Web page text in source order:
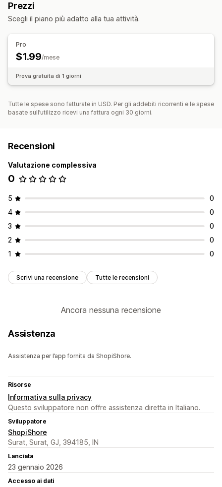
Download di immagini
Tasti di scelta rapida
Prezzi
Scegli il piano più adatto alla tua attività.
Pro
$1.99/mese
Prova gratuita di 1 giorni
Tutte le spese sono fatturate in USD. Per gli addebiti ricorrenti e le spese
basate sull’utilizzo ricevi una fattura ogni 30 giorni.
Recensioni
Valutazione complessiva
0
5
0
4
0
3
0
2
0
1
0
Scrivi una recensione Tutte le recensioni
Ancora nessuna recensione
Assistenza
Assistenza per l’app fornita da ShopiShore.
Risorse
Informativa sulla privacy
Questo sviluppatore non offre assistenza diretta in Italiano.
Sviluppatore
ShopiShore
Surat, Surat, GJ, 394185, IN
Lanciata
23 gennaio 2026
Accesso ai dati